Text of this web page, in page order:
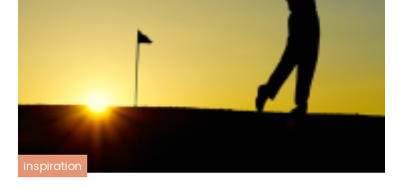
inspiration